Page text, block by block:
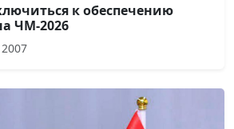
к обеспечению
ЧМ-2026
2007